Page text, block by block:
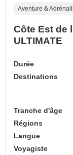
Aventure &
Côte Est de
ULTIMATE
Durée
Destinations
Tranche d'âge
Régions
Langue
Voyagiste